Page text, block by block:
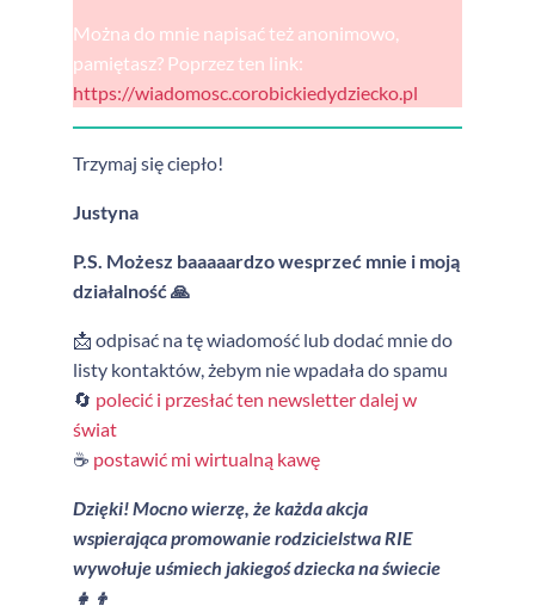
Można do mnie napisać też anonimowo,
pamiętasz? Poprzez ten link:
https://wiadomosc.corobickiedydziecko.pl
Trzymaj się ciepło!
Justyna
P.S. Możesz baaaaardzo wesprzeć mnie i moją
działalność 🙏
📩 odpisać na tę wiadomość lub dodać mnie do
listy kontaktów, żebym nie wpadała do spamu
🔄 polecić i przesłać ten newsletter dalej w
świat
☕ postawić mi wirtualną kawę
Dzięki! Mocno wierzę, że każda akcja
wspierająca promowanie rodzicielstwa RIE
wywołuje uśmiech jakiegoś dziecka na świecie
👧👦